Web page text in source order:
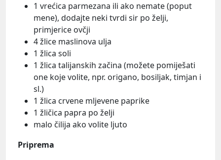
1 vrećica parmezana ili ako nemate (poput
mene), dodajte neki tvrdi sir po želji,
primjerice ovčji
4 žlice maslinova ulja
1 žlica soli
1 žlica talijanskih začina (možete pomiješati
one koje volite, npr. origano, bosiljak, timjan i
sl.)
1 žlica crvene mljevene paprike
1 žličica papra po želji
malo čilija ako volite ljuto
Priprema